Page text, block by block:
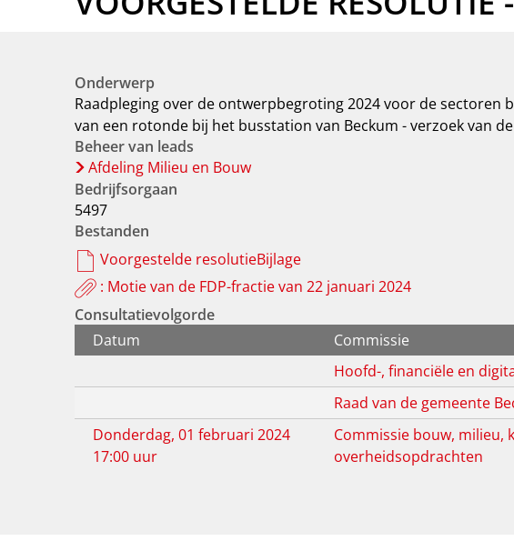
Onderwerp
Raadpleging over de ontwerpbegroting 2024 voor de
van een rotonde bij het busstation van Beckum - verzoek van
Beheer van leads
Afdeling Milieu en Bouw
Bedrijfsorgaan
5497
Bestanden
Voorgestelde resolutieBijlage
: Motie van de FDP-fractie van 22 januari 2024
Consultatievolgorde
Datum
Commissie
Hoofd-, financiële en
Raad van de gemeente
Donderdag, 01 februari 2024
17:00 uur
Commissie bouw, milieu,
overheidsopdrachten